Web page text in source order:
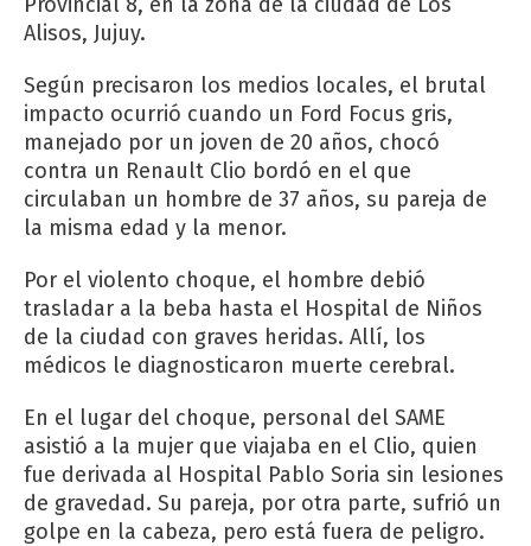
Alisos, Jujuy.
Según precisaron los medios locales, el brutal
impacto ocurrió cuando un Ford Focus gris,
manejado por un joven de 20 años, chocó
contra un Renault Clio bordó en el que
circulaban un hombre de 37 años, su pareja de
la misma edad y la menor.
Por el violento choque, el hombre debió
trasladar a la beba hasta el Hospital de Niños
de la ciudad con graves heridas. Allí, los
médicos le diagnosticaron muerte cerebral.
En el lugar del choque, personal del SAME
asistió a la mujer que viajaba en el Clio, quien
fue derivada al Hospital Pablo Soria sin lesiones
de gravedad. Su pareja, por otra parte, sufrió un
golpe en la cabeza, pero está fuera de peligro.